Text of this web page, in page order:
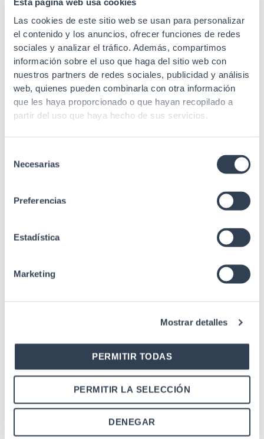
Esta página web usa cookies
Las cookies de este sitio web se usan para personalizar
el contenido y los anuncios, ofrecer funciones de redes
sociales y analizar el tráfico. Además, compartimos
información sobre el uso que haga del sitio web con
nuestros partners de redes sociales, publicidad y análisis
web, quienes pueden combinarla con otra información
que les haya proporcionado o que hayan recopilado a
partir del uso que haya hecho de sus servicios.
Necesarias
Preferencias
Estadística
Marketing
Mostrar detalles
PERMITIR TODAS
PERMITIR LA SELECCIÓN
DENEGAR
Estándares
EIA/ECA-310-E, IEC
60297-3-100
Cerradura Rectangular Con Maneta Y
Rack Serie Global, Mural Y Servidor
Accesorios Rack
Bandeja Fijas Para Armarios De Suelo 19”
(solo Gtlan), 35x465x600 Mm